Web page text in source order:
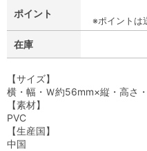
ポイント
※ポイントは
在庫
【サイズ】
横・幅・Ｗ約56mm×縦・高さ
【素材】
PVC
【生産国】
中国